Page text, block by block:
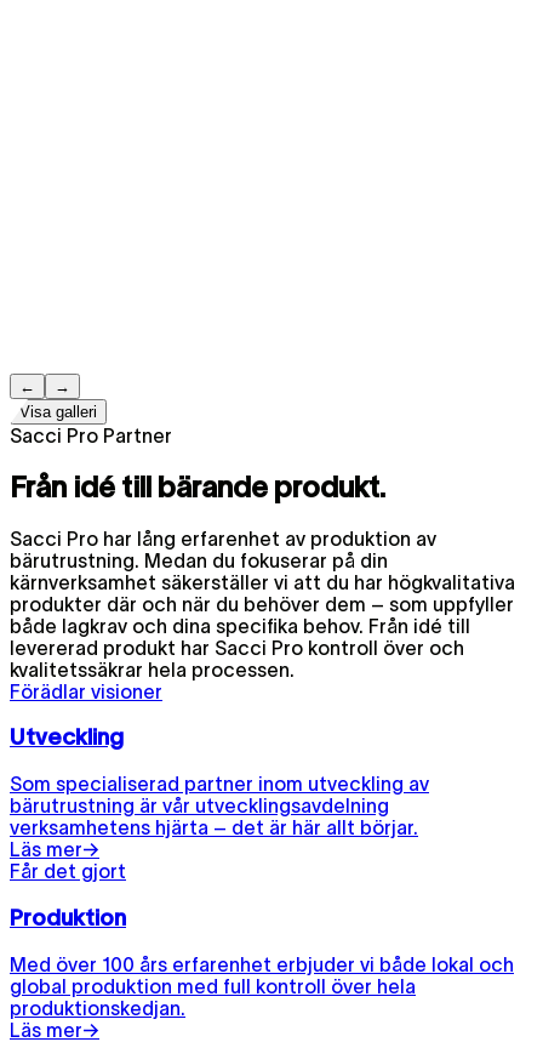
←
→
Visa galleri
Sacci Pro Partner
Från idé till bärande produkt.
Sacci Pro har lång erfarenhet av produktion av
bärutrustning. Medan du fokuserar på din
kärnverksamhet säkerställer vi att du har högkvalitativa
produkter där och när du behöver dem – som uppfyller
både lagkrav och dina specifika behov. Från idé till
levererad produkt har Sacci Pro kontroll över och
kvalitetssäkrar hela processen.
Förädlar visioner
Utveckling
Som specialiserad partner inom utveckling av
bärutrustning är vår utvecklingsavdelning
verksamhetens hjärta – det är här allt börjar.
Läs mer→
Får det gjort
Produktion
Med över 100 års erfarenhet erbjuder vi både lokal och
global produktion med full kontroll över hela
produktionskedjan.
Läs mer→